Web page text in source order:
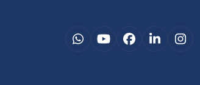
Whatsapp
YouTubeFacebook
LinkedIn